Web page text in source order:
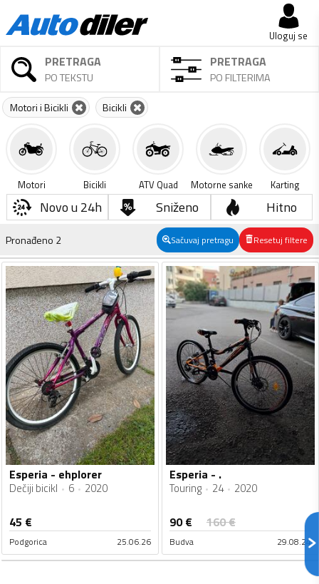
Uloguj se
PRETRAGA
PO TEKSTU
PRETRAGA
PO FILTERIMA
Motori i Bicikli Bicikli
Motori Bicikli ATV Quad Motorne sanke Karting
Novo u 24h Sniženo Hitno
Pronađeno 2 Sačuvaj pretragu Resetuj filtere
Esperia - ehplorer
Dečiji bicikl 6 2020
45 €
Podgorica 25.06.26
Esperia - .
Touring 24 2020
90€ 160€
Budva 29.08.24